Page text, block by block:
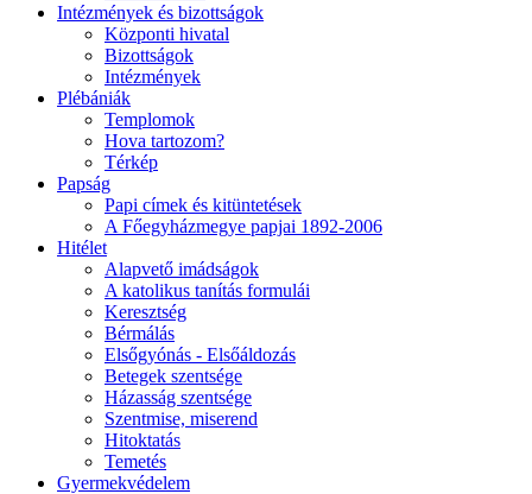
Intézmények és bizottságok
Központi hivatal
Bizottságok
Intézmények
Plébániák
Templomok
Hova tartozom?
Térkép
Papság
Papi címek és kitüntetések
A Főegyházmegye papjai 1892-2006
Hitélet
Alapvető imádságok
A katolikus tanítás formulái
Keresztség
Bérmálás
Elsőgyónás - Elsőáldozás
Betegek szentsége
Házasság szentsége
Szentmise, miserend
Hitoktatás
Temetés
Gyermekvédelem